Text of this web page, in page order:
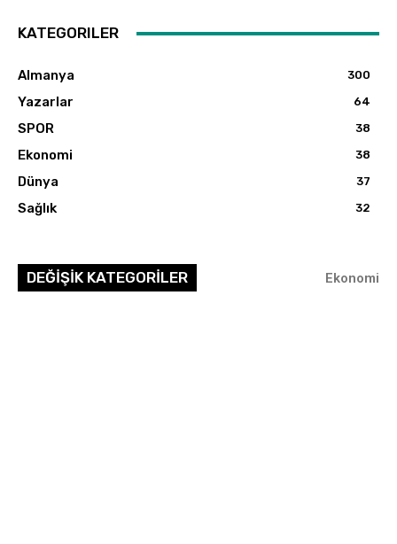
KATEGORILER
Almanya 300
Yazarlar 64
SPOR 38
Ekonomi 38
Dünya 37
Sağlık 32
DEĞİŞİK KATEGORİLER Ekonomi